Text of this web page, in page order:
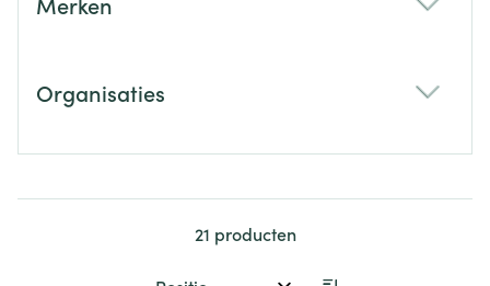
Organisaties
21 producten